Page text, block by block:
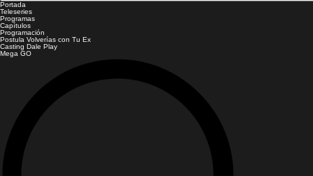
Portada
Teleseries
Programas
Capítulos
Programación
Postula Volverías con Tu Ex
Casting Dale Play
Mega GO